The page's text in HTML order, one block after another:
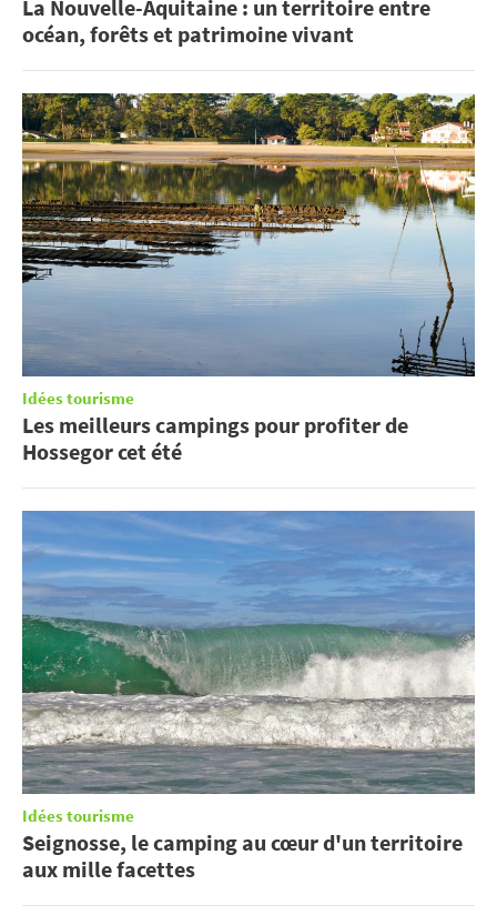
La Nouvelle-Aquitaine : un territoire entre
océan, forêts et patrimoine vivant
Idées tourisme
Les meilleurs campings pour profiter de
Hossegor cet été
Idées tourisme
Seignosse, le camping au cœur d'un territoire
aux mille facettes